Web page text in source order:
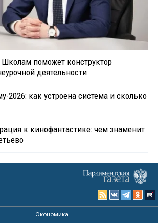
поможет конструктор
деятельности
2026: как устроена система и сколько
к кинофантастике: чем знаменит
Экономика